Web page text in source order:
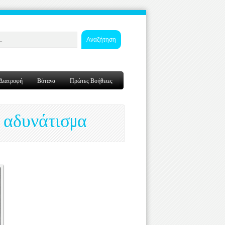
Αναζήτηση
Βότανα Πρώτες Βοήθειες
αδυνάτισμα